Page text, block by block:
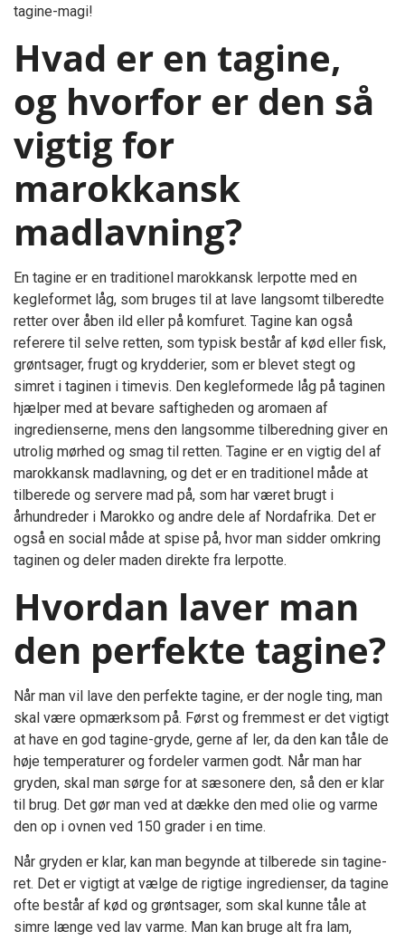
tagine-magi!
Hvad er en tagine,
og hvorfor er den så
vigtig for
marokkansk
madlavning?
En tagine er en traditionel marokkansk lerpotte med en
kegleformet låg, som bruges til at lave langsomt tilberedte
retter over åben ild eller på komfuret. Tagine kan også
referere til selve retten, som typisk består af kød eller fisk,
grøntsager, frugt og krydderier, som er blevet stegt og
simret i taginen i timevis. Den kegleformede låg på taginen
hjælper med at bevare saftigheden og aromaen af
ingredienserne, mens den langsomme tilberedning giver en
utrolig mørhed og smag til retten. Tagine er en vigtig del af
marokkansk madlavning, og det er en traditionel måde at
tilberede og servere mad på, som har været brugt i
århundreder i Marokko og andre dele af Nordafrika. Det er
også en social måde at spise på, hvor man sidder omkring
taginen og deler maden direkte fra lerpotte.
Hvordan laver man
den perfekte tagine?
Når man vil lave den perfekte tagine, er der nogle ting, man
skal være opmærksom på. Først og fremmest er det vigtigt
at have en god tagine-gryde, gerne af ler, da den kan tåle de
høje temperaturer og fordeler varmen godt. Når man har
gryden, skal man sørge for at sæsonere den, så den er klar
til brug. Det gør man ved at dække den med olie og varme
den op i ovnen ved 150 grader i en time.
Når gryden er klar, kan man begynde at tilberede sin tagine-
ret. Det er vigtigt at vælge de rigtige ingredienser, da tagine
ofte består af kød og grøntsager, som skal kunne tåle at
simre længe ved lav varme. Man kan bruge alt fra lam,